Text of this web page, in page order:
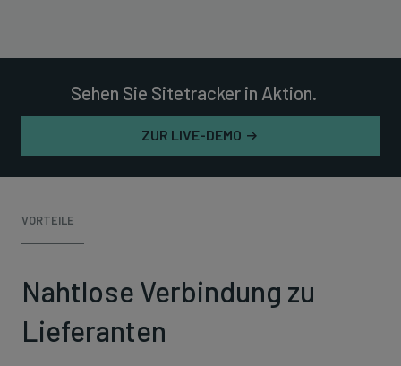
Sehen Sie Sitetracker in Aktion.
ZUR LIVE-DEMO
VORTEILE
Nahtlose Verbindung zu
Lieferanten